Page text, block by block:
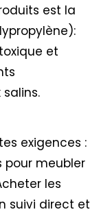
est la
et
exigences :
pour meubler
les
suivi direct et